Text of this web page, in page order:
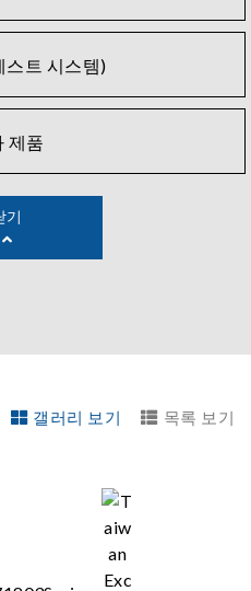
스트 시스템)
제품
기
갤러리 보기 목록 보기